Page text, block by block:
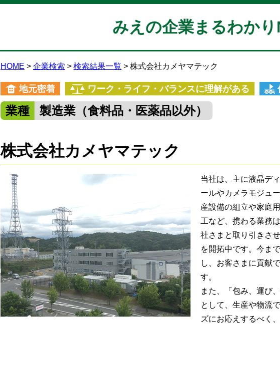
みえの企業まるわかり
HOME 企業検索 検索結果一覧 株式会社カメヤマテック
地元密着 ワーク・ライフ・バランスに理解がある
業種 製造業（食料品・医薬品以外）
株式会社カメヤマテック
当社は、主に液晶デ
ールやカメラモジュ
産設備の組立や家庭
工など、携わる業務
社さまと取り引きさ
を開拓中です。今ま
し、お客さまに貢献
す。
また、「包み、運び
として、生産や物流
ズにお応えするべく